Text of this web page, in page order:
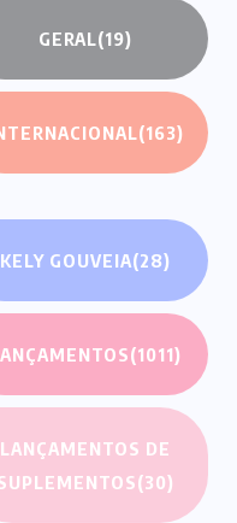
GERAL(19)
(163)
KELY GOUVEIA(28)
(1011)
LANÇAMENTOS DE
(30)